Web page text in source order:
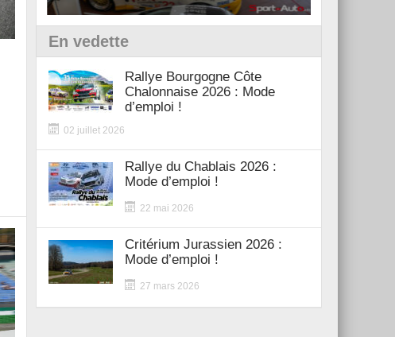
En vedette
Rallye Bourgogne Côte
Chalonnaise 2026 : Mode
d’emploi !
02 juillet 2026
Rallye du Chablais 2026 :
Mode d’emploi !
22 mai 2026
Critérium Jurassien 2026 :
Mode d’emploi !
27 mars 2026